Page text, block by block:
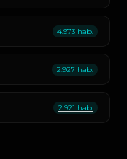
4.973 hab.
2.927 hab.
2.921 hab.